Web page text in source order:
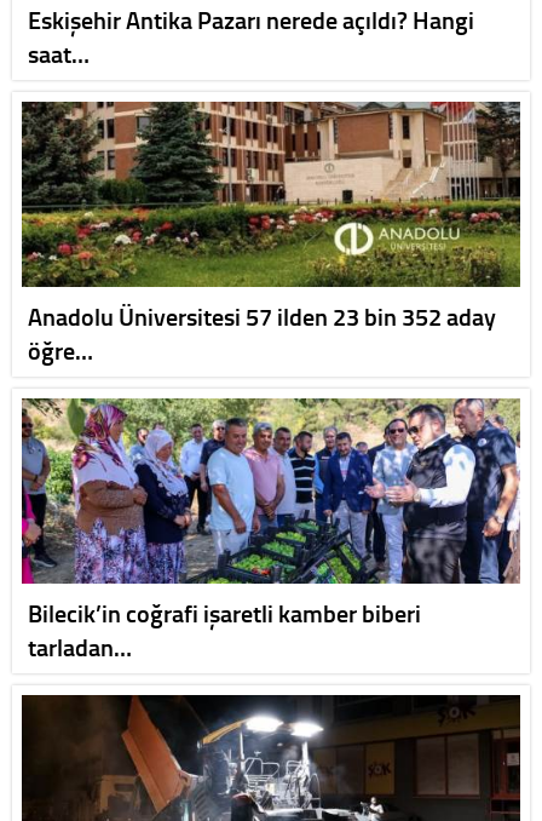
Eskişehir Antika Pazarı nerede açıldı? Hangi
saat…
Anadolu Üniversitesi 57 ilden 23 bin 352 aday
öğre…
Bilecik’in coğrafi işaretli kamber biberi
tarladan…